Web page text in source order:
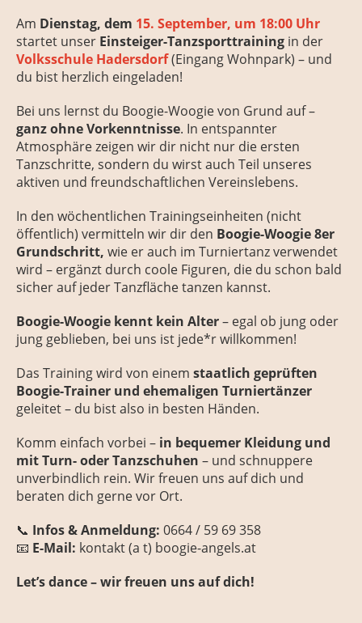
Am Dienstag, dem 15. September, um 18:00 Uhr
startet unser Einsteiger-Tanzsporttraining in der
Volksschule Hadersdorf(Eingang Wohnpark) – und
du bist herzlich eingeladen!
Bei uns lernst du Boogie-Woogie von Grund auf –
ganz ohne Vorkenntnisse. In entspannter
Atmosphäre zeigen wir dir nicht nur die ersten
Tanzschritte, sondern du wirst auch Teil unseres
aktiven und freundschaftlichen Vereinslebens.
In den wöchentlichen Trainingseinheiten (nicht
öffentlich) vermitteln wir dir den Boogie-Woogie 8er
Grundschritt, wie er auch im Turniertanz verwendet
wird – ergänzt durch coole Figuren, die du schon bald
sicher auf jeder Tanzfläche tanzen kannst.
Boogie-Woogie kennt kein Alter– egal ob jung oder
jung geblieben, bei uns ist jede*r willkommen!
Das Training wird von einem staatlich geprüften
Boogie-Trainer und ehemaligen Turniertänzer
geleitet – du bist also in besten Händen.
Komm einfach vorbei – in bequemer Kleidung und
mit Turn- oder Tanzschuhen – und schnuppere
unverbindlich rein. Wir freuen uns auf dich und
beraten dich gerne vor Ort.
📞 Infos & Anmeldung: 0664 / 59 69 358
📧 E-Mail: kontakt (a t) boogie-angels.at
Let’s dance – wir freuen uns auf dich!